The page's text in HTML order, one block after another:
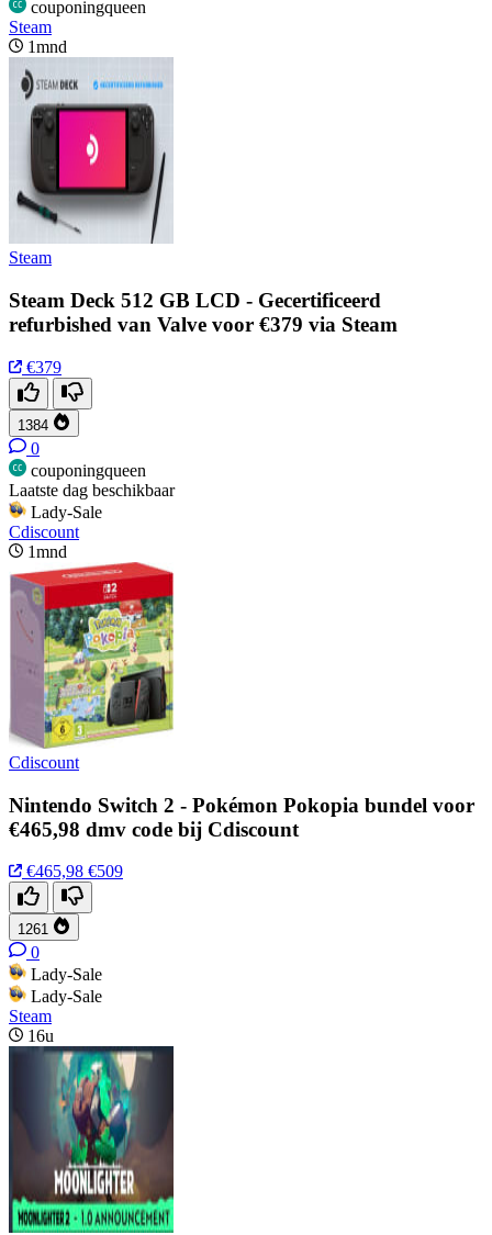
couponingqueen
Steam
1mnd
Steam
Steam Deck 512 GB LCD - Gecertificeerd
refurbished van Valve voor €379 via Steam
€379
1384
0
couponingqueen
Laatste dag beschikbaar
Lady-Sale
Cdiscount
1mnd
Cdiscount
Nintendo Switch 2 - Pokémon Pokopia bundel voor
€465,98 dmv code bij Cdiscount
€465,98 €509
1261
0
Lady-Sale
Lady-Sale
Steam
16u